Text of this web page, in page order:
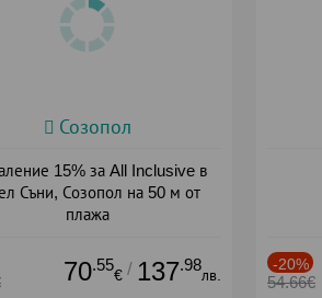
Созопол
15% за All Inclusive в
Съни, Созопол на 50 м от
плажа
70.55
€ / 137.98
лв.
-20%
54.66€